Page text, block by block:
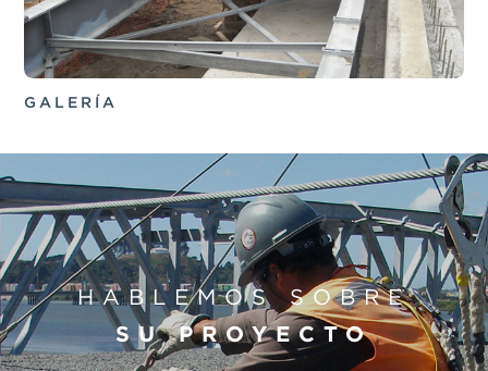
GALERÍA
HABLEMOS SOBRE
SU PROYECTO